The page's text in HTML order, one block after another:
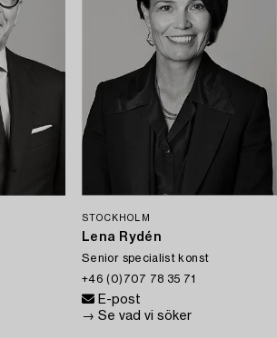
STOCKHOLM
Lena Rydén
Senior specialist konst
+46 (0)707 78 35 71
E-post
→ Se vad vi söker